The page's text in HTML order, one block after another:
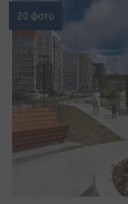
20 фото